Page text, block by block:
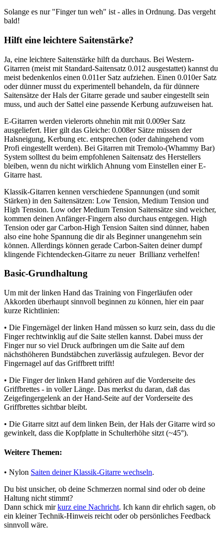
Solange es nur "Finger tun weh" ist - alles in Ordnung. Das vergeht
bald!
Hilft eine leichtere Saitenstärke?
Ja, eine leichtere Saitenstärke hilft da durchaus. Bei Western-
Gitarren (meist mit Standard-Saitensatz 0.012 ausgestattet) kannst du
meist bedenkenlos einen 0.011er Satz aufziehen. Einen 0.010er Satz
oder dünner musst du experimentell behandeln, da für dünnere
Saitensätze der Hals der Gitarre gerade und sauber eingestellt sein
muss, und auch der Sattel eine passende Kerbung aufzuweisen hat.
E-Gitarren werden vielerorts ohnehin mit mit 0.009er Satz
ausgeliefert. Hier gilt das Gleiche: 0.008er Sätze müssen der
Halsneigung, Kerbung etc. entsprechen (oder dahingehend vom
Profi eingestellt werden). Bei Gitarren mit Tremolo-(Whammy Bar)
System solltest du beim empfohlenen Saitensatz des Herstellers
bleiben, wenn du nicht wirklich Ahnung vom Einstellen einer E-
Gitarre hast.
Klassik-Gitarren kennen verschiedene Spannungen (und somit
Stärken) in den Saitensätzen: Low Tension, Medium Tension und
High Tension. Low oder Medium Tension Saitensätze sind weicher,
kommen deinen Anfänger-Fingern also durchaus entgegen. High
Tension oder gar Carbon-High Tension Saiten sind dünner, haben
also eine hohe Spannung die dir als Beginner unangenehm sein
können. Allerdings können gerade Carbon-Saiten deiner dumpf
klingende Fichtendecken-Gitarre zu neuer Brillianz verhelfen!
Basic-Grundhaltung
Um mit der linken Hand das Training von Fingerläufen oder
Akkorden überhaupt sinnvoll beginnen zu können, hier ein paar
kurze Richtlinien:
• Die Fingernägel der linken Hand müssen so kurz sein, dass du die
Finger rechtwinklig auf die Saite stellen kannst. Dabei muss der
Finger nur so viel Druck aufbringen um die Saite auf dem
nächsthöheren Bundstäbchen zuverlässig aufzulegen. Bevor der
Fingernagel auf das Griffbrett trifft!
• Die Finger der linken Hand gehören auf die Vorderseite des
Griffbrettes - in voller Länge. Das merkst du daran, daß das
Zeigefingergelenk an der Hand-Seite auf der Vorderseite des
Griffbrettes sichtbar bleibt.
• Die Gitarre sitzt auf dem linken Bein, der Hals der Gitarre wird so
gewinkelt, dass die Kopfplatte in Schulterhöhe sitzt (~45°).
Weitere Themen:
• Nylon Saiten deiner Klassik-Gitarre wechseln.
Du bist unsicher, ob deine Schmerzen normal sind oder ob deine
Haltung nicht stimmt?
Dann schick mirkurz eine Nachricht. Ich kann dir ehrlich sagen, ob
ein kleiner Technik-Hinweis reicht oder ob persönliches Feedback
sinnvoll wäre.